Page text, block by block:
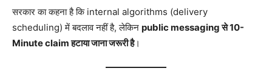
सरकार का कहना है कि internal algorithms (delivery
scheduling) में बदलाव नहीं है, लेकिन public messaging से 10-
Minute claim हटाया जाना जरूरी है।